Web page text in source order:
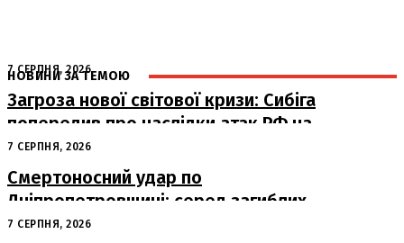
НОВИНИ ЗА ТЕМОЮ
7 СЕРПНЯ, 2026
Загроза нової світової кризи: Сибіга
попередив про наслідки атак РФ на
судна
7 СЕРПНЯ, 2026
Смертоносний удар по
Дніпропетровщині: серед загиблих
– працівники «Укрпошти»
7 СЕРПНЯ, 2026